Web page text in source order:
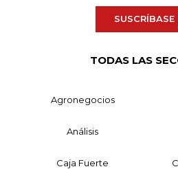
SUSCRÍBASE
TODAS LAS
Agronegocios
Análisis
Caja Fuerte